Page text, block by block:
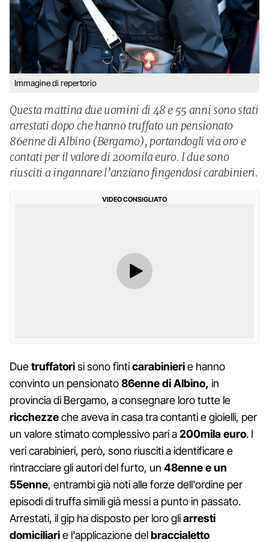
Immagine di repertorio
Questa mattina due uomini di 48 e 55 anni sono stati
arrestati dopo che hanno truffato un pensionato
86enne di Albino (Bergamo), portandogli via oro e
contati per il valore di 200mila euro. I due sono
riusciti a ingannare l’anziano fingendosi carabinieri.
VIDEO CONSIGLIATO
Duetruffatorisi sono finticarabinierie hanno
convinto un pensionato86enne di Albino, in
provincia di Bergamo, a consegnare loro tutte le
ricchezzeche aveva in casa tra contanti e gioielli, per
un valore stimato complessivo pari a200mila euro. I
veri carabinieri, però, sono riusciti a identificare e
rintracciare gli autori del furto, un 48enne e un
55enne, entrambi già noti alle forze dell'ordine per
episodi di truffa simili già messi a punto in passato.
Arrestati, il gip ha disposto per loro gliarresti
domiciliarie l'applicazione delbraccialetto